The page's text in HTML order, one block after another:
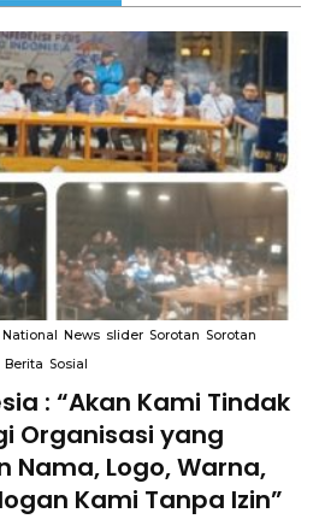
National News slider Sorotan Sorotan
Berita Sosial
: “Akan Kami Tindak
Organisasi yang
Nama, Logo, Warna,
Kami Tanpa Izin”